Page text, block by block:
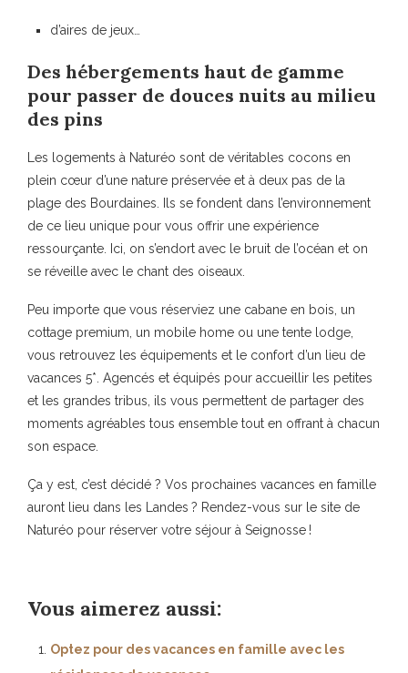
d’aires de jeux…
Des hébergements haut de gamme
pour passer de douces nuits au milieu
des pins
Les logements à Naturéo sont de véritables cocons en
plein cœur d’une nature préservée et à deux pas de la
plage des Bourdaines. Ils se fondent dans l’environnement
de ce lieu unique pour vous offrir une expérience
ressourçante. Ici, on s’endort avec le bruit de l’océan et on
se réveille avec le chant des oiseaux.
Peu importe que vous réserviez une cabane en bois, un
cottage premium, un mobile home ou une tente lodge,
vous retrouvez les équipements et le confort d’un lieu de
vacances 5*. Agencés et équipés pour accueillir les petites
et les grandes tribus, ils vous permettent de partager des
moments agréables tous ensemble tout en offrant à chacun
son espace.
Ça y est, c’est décidé ? Vos prochaines vacances en famille
auront lieu dans les Landes ? Rendez-vous sur le site de
Naturéo pour réserver votre séjour à Seignosse !
Vous aimerez aussi:
Optez pour des vacances en famille avec les